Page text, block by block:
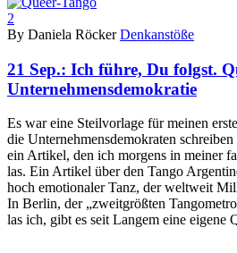
2
By Daniela Röcker Denkanstöße
21 Sep.: Ich führe, Du folgst.
Unternehmensdemokratie
Es war eine Steilvorlage für meinen
die Unternehmensdemokraten
ein Artikel, den ich morgens in meiner
las. Ein Artikel über den Tango
hoch emotionaler Tanz, der weltweit
In Berlin, der „zweitgrößten
las ich, gibt es seit Langem eine eigene